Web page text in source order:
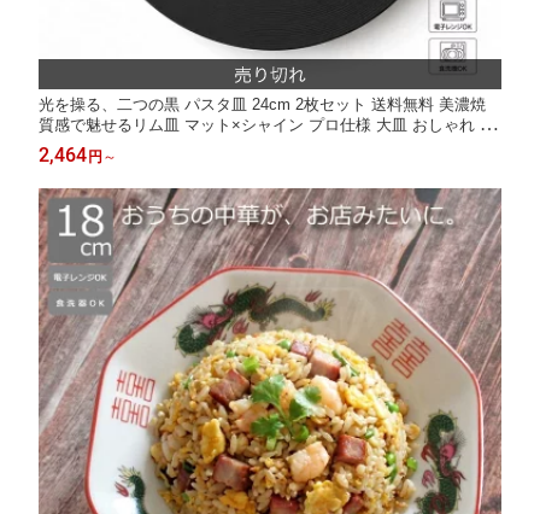
光を操る、二つの黒 パスタ皿 24cm 2枚セット 送料無料 美濃焼
質感で魅せるリム皿 マット×シャイン プロ仕様 大皿 おしゃれ モ
ダン シック 四季彩 ナイトストリーム
2,464円 ～